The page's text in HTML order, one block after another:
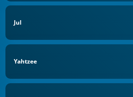
Jul
Yahtzee